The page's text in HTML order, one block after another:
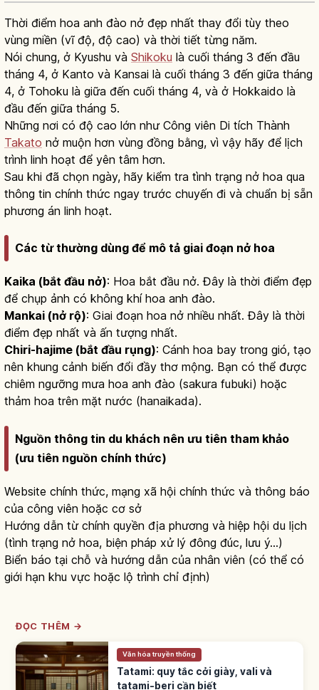
Thời điểm hoa anh đào nở đẹp nhất thay đổi tùy theo
vùng miền (vĩ độ, độ cao) và thời tiết từng năm.
Nói chung, ở Kyushu và Shikoku là cuối tháng 3 đến đầu
tháng 4, ở Kanto và Kansai là cuối tháng 3 đến giữa tháng
4, ở Tohoku là giữa đến cuối tháng 4, và ở Hokkaido là
đầu đến giữa tháng 5.
Những nơi có độ cao lớn như Công viên Di tích Thành
Takato nở muộn hơn vùng đồng bằng, vì vậy hãy để lịch
trình linh hoạt để yên tâm hơn.
Sau khi đã chọn ngày, hãy kiểm tra tình trạng nở hoa qua
thông tin chính thức ngay trước chuyến đi và chuẩn bị sẵn
phương án linh hoạt.
Các từ thường dùng để mô tả giai đoạn nở hoa
Kaika (bắt đầu nở): Hoa bắt đầu nở. Đây là thời điểm đẹp
để chụp ảnh có không khí hoa anh đào.
Mankai (nở rộ): Giai đoạn hoa nở nhiều nhất. Đây là thời
điểm đẹp nhất và ấn tượng nhất.
Chiri-hajime (bắt đầu rụng): Cánh hoa bay trong gió, tạo
nên khung cảnh biến đổi đầy thơ mộng. Bạn có thể được
chiêm ngưỡng mưa hoa anh đào (sakura fubuki) hoặc
thảm hoa trên mặt nước (hanaikada).
Nguồn thông tin du khách nên ưu tiên tham khảo
(ưu tiên nguồn chính thức)
Website chính thức, mạng xã hội chính thức và thông báo
của công viên hoặc cơ sở
Hướng dẫn từ chính quyền địa phương và hiệp hội du lịch
(tình trạng nở hoa, biện pháp xử lý đông đúc, lưu ý...)
Biển báo tại chỗ và hướng dẫn của nhân viên (có thể có
giới hạn khu vực hoặc lộ trình chỉ định)
ĐỌC THÊM →
Văn hóa truyền thống
Tatami: quy tắc cởi giày, vali và
tatami-beri cần biết